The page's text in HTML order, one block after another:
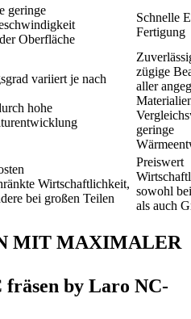
geringe
Oberfläche
Schnelle
Fertigung
variiert je nach
hohe
zügige
aller
geringe
Wirtschaftlichkeit,
bei großen Teilen
Preiswert
sowohl
als auch
MIT MAXIMALER
by Laro NC-